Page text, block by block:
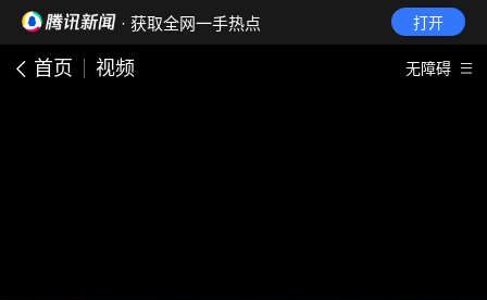
· 获取全网一手热点 打开
首页 视频 无障碍